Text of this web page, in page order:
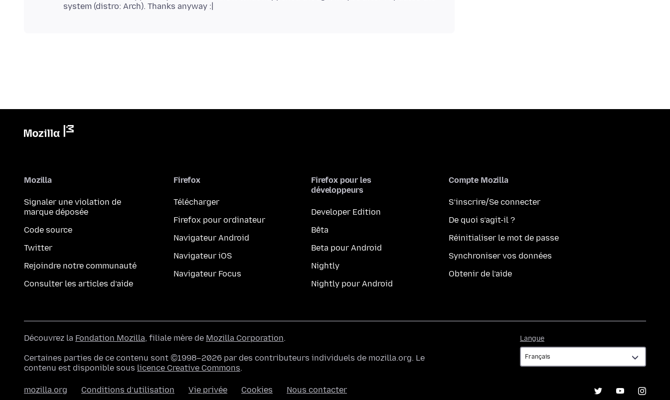
Mozilla
Signaler une violation de
marque déposée
Code source
Twitter
Rejoindre notre communauté
Consulter les articles d’aide
Firefox
Télécharger
Firefox pour ordinateur
Navigateur Android
Navigateur iOS
Navigateur Focus
Firefox pour les
développeurs
Developer Edition
Bêta
Beta pour Android
Nightly
Nightly pour Android
Compte Mozilla
S’inscrire/Se connecter
De quoi s’agit-il ?
Réinitialiser le mot de passe
Synchroniser vos données
Obtenir de l’aide
Langue
Découvrez la Fondation Mozilla, filiale mère de Mozilla Corporation.
Certaines parties de ce contenu sont ©1998–2026 par des contributeurs individuels de mozilla.org. Le
contenu est disponible sous licence Creative Commons.
mozilla.org Conditions d’utilisation Vie privée Cookies Nous contacter